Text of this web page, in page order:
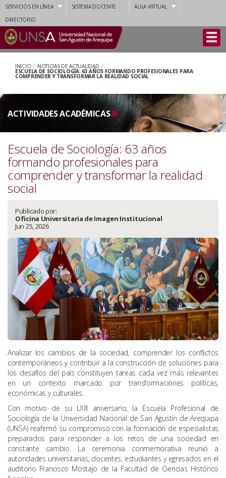
SERVICIOS EN LÍNEA SISTEMA DOCENTE
AULA VIRTUAL
DIRECTORIO
INICIO / NOTICIAS DE ACTUALIDAD /
ESCUELA DE SOCIOLOGÍA: 63 AÑOS FORMANDO PROFESIONALES PARA
COMPRENDER Y TRANSFORMAR LA REALIDAD SOCIAL
ACTIVIDADES ACADÉMICAS
Escuela de Sociología: 63 años
formando profesionales para
comprender y transformar la realidad
social
Publicado por:
Oficina Universitaria de Imagen Institucional
Jun 25, 2026
Analizar los cambios de la sociedad, comprender los conflictos
contemporáneos y contribuir a la construcción de soluciones para
los desafíos del país constituyen tareas cada vez más relevantes
en un contexto marcado por transformaciones políticas,
económicas y culturales.
Con motivo de su LXIII aniversario, la Escuela Profesional de
Sociología de la Universidad Nacional de San Agustín de Arequipa
(UNSA) reafirmó su compromiso con la formación de especialistas
preparados para responder a los retos de una sociedad en
constante cambio. La ceremonia conmemorativa reunió a
autoridades universitarias, docentes, estudiantes y egresados en el
auditorio Francisco Mostajo de la Facultad de Ciencias Histórico